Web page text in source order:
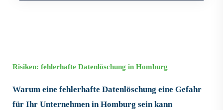
Risiken: fehlerhafte Datenlöschung in Homburg
Warum eine fehlerhafte Datenlöschung eine Gefahr
für Ihr Unternehmen in Homburg sein kann